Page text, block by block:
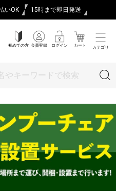
いOK 15時まで即日発送
初めての方 会員登録 ログイン カート カテゴリ